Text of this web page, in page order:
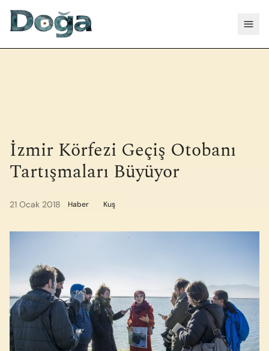
İzmir Körfezi Geçiş Otobanı
Tartışmaları Büyüyor
21 Ocak 2018 Haber Kuş